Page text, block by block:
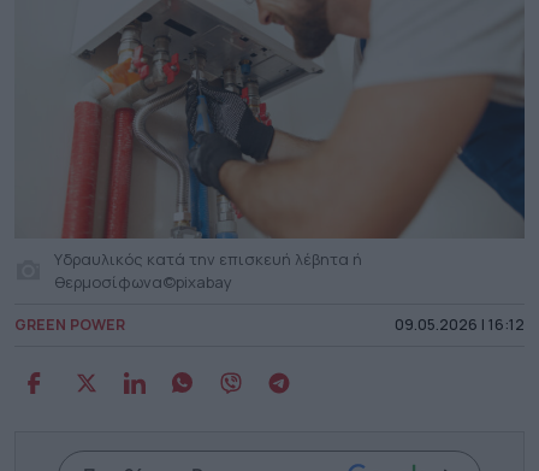
Yδραυλικός κατά την επισκευή λέβητα ή
θερμοσίφωνα©pixabay
GREEN POWER 09.05.2026 | 16:12